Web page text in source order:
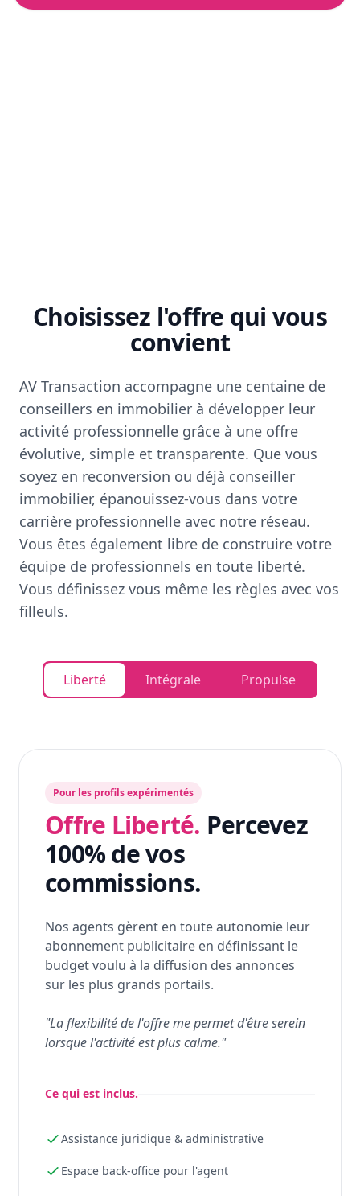
Choisissez l'offre qui vous
convient
AV Transaction accompagne une centaine de
conseillers en immobilier à développer leur
activité professionnelle grâce à une offre
évolutive, simple et transparente. Que vous
soyez en reconversion ou déjà conseiller
immobilier, épanouissez-vous dans votre
carrière professionnelle avec notre réseau.
Vous êtes également libre de construire votre
équipe de professionnels en toute liberté.
Vous définissez vous même les règles avec vos
filleuls.
Liberté Intégrale Propulse
Pour les profils expérimentés
Offre Liberté. Percevez
100% de vos
commissions.
Nos agents gèrent en toute autonomie leur
abonnement publicitaire en définissant le
budget voulu à la diffusion des annonces
sur les plus grands portails.
"La flexibilité de l'offre me permet d'être serein
lorsque l'activité est plus calme."
Ce qui est inclus.
Assistance juridique & administrative
Espace back-office pour l'agent